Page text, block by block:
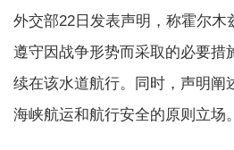
外交部22日发表声明，称霍尔木
遵守因战争形势而采取的必要措
续在该水道航行。同时，声明阐
海峡航运和航行安全的原则立场。